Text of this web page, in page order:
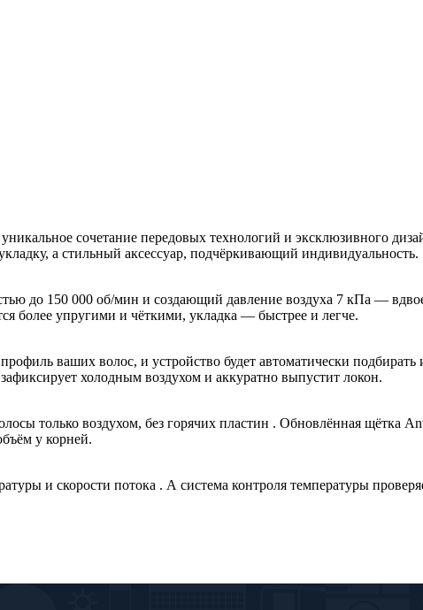
сочетание передовых технологий и эксклюзивного
а стильный аксессуар, подчёркивающий индивидуальность.
до 150 000 об/мин и создающий давление воздуха 7 кПа —
более упругими и чёткими, укладка — быстрее и легче.
ваших волос, и устройство будет автоматически подбирать
холодным воздухом и аккуратно выпустит локон.
только воздухом, без горячих пластин . Обновлённая щётка
у корней.
и скорости потока . А система контроля температуры